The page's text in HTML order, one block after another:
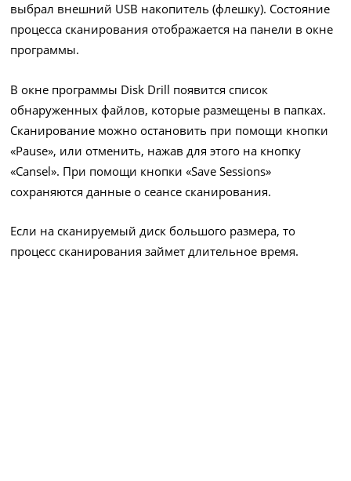
выбрал внешний USB накопитель (флешку). Состояние
процесса сканирования отображается на панели в окне
программы.
В окне программы Disk Drill появится список
обнаруженных файлов, которые размещены в папках.
Сканирование можно остановить при помощи кнопки
«Pause», или отменить, нажав для этого на кнопку
«Cansel». При помощи кнопки «Save Sessions»
сохраняются данные о сеансе сканирования.
Если на сканируемый диск большого размера, то
процесс сканирования займет длительное время.